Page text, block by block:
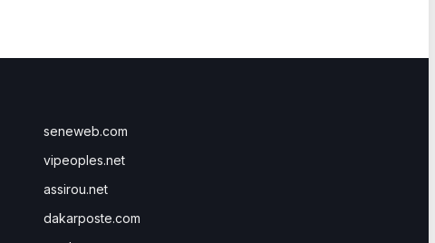
seneweb.com
vipeoples.net
assirou.net
dakarposte.com